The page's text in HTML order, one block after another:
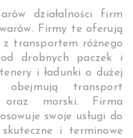
działalności firm
Firmy te oferują
z transportem różnego
od drobnych paczek i
i ładunki o dużej
obejmują transport
oraz morski. Firma
swoje usługi do
i terminowe